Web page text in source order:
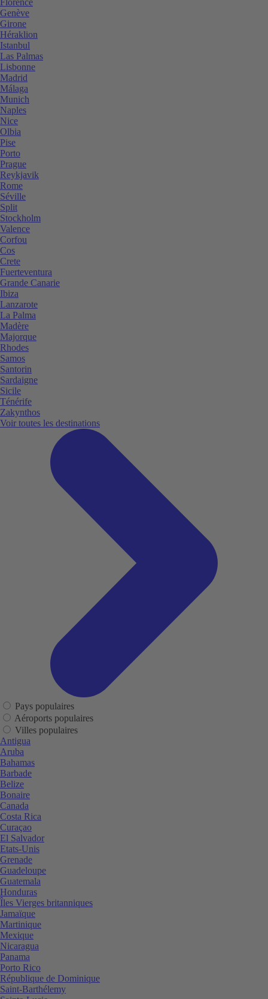
Genève
Girone
Héraklion
Istanbul
Las Palmas
Lisbonne
Madrid
Málaga
Munich
Naples
Nice
Olbia
Pise
Porto
Prague
Reykjavik
Rome
Séville
Split
Stockholm
Valence
Corfou
Cos
Crete
Fuerteventura
Grande Canarie
Ibiza
Lanzarote
La Palma
Madère
Majorque
Rhodes
Samos
Santorin
Sardaigne
Sicile
Ténérife
Zakynthos
Voir toutes les destinations
Pays populaires
Aéroports populaires
Villes populaires
Antigua
Aruba
Bahamas
Barbade
Belize
Bonaire
Canada
Costa Rica
Curaçao
El Salvador
Etats-Unis
Grenade
Guadeloupe
Guatemala
Honduras
Îles Vierges britanniques
Jamaïque
Martinique
Mexique
Nicaragua
Panama
Porto Rico
République de Dominique
Saint-Barthélemy